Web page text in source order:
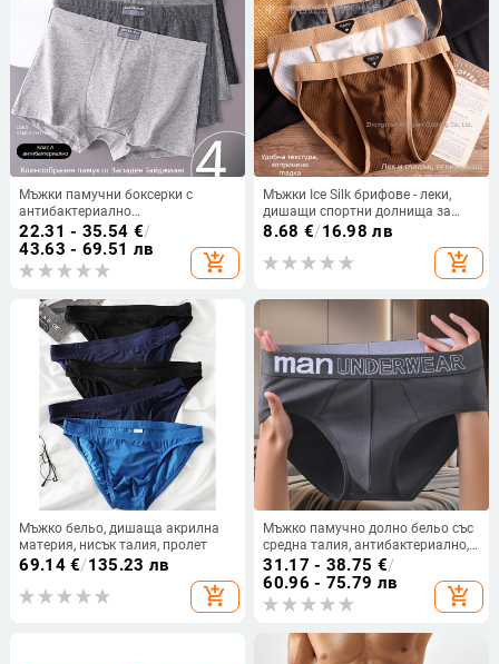
Мъжки памучни боксерки с
антибактериално
влагоотвеждащо свойство,
средна талия, 90–95% памук
22.31 - 35.54 €/
43.63 - 69.51 лв
add_shopping_cart
Мъжки Ice Silk брифове - леки,
дишащи спортни долнища за
лято
8.68 €/16.98 лв
add_shopping_cart
Мъжко бельо, дишаща акрилна
материя, нисък талия, пролет
69.14€/135.23 лв
add_shopping_cart
Мъжко памучно долно бельо със
средна талия, антибактериално,
памучна подплата на чатала,
пролет 2025
31.17 - 38.75 €/
60.96 - 75.79 лв
add_shopping_cart